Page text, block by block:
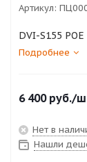
Артикул:
DVI-S155
Подробнее
6 400руб./
Нет в
Нашли